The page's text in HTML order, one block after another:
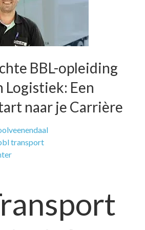
BBL-opleiding
Logistiek: Een
naar je Carrière
transport
op
Transport
en
Logistiek: